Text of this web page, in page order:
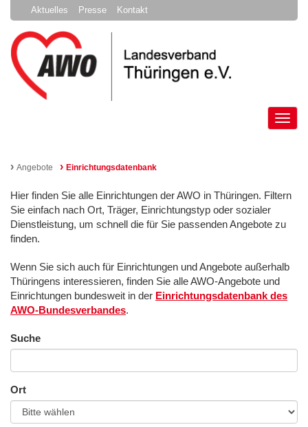
Aktuelles Presse Kontakt
› Angebote › Einrichtungsdatenbank
Hier finden Sie alle Einrichtungen der AWO in Thüringen. Filtern
Sie einfach nach Ort, Träger, Einrichtungstyp oder sozialer
Dienstleistung, um schnell die für Sie passenden Angebote zu
finden.
Wenn Sie sich auch für Einrichtungen und Angebote außerhalb
Thüringens interessieren, finden Sie alle AWO-Angebote und
Einrichtungen bundesweit in der Einrichtungsdatenbank des
AWO-Bundesverbandes.
Suche
Ort